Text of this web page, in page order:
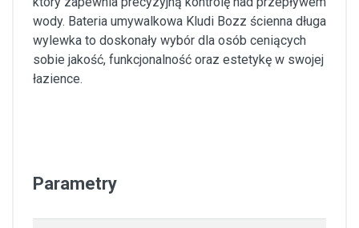
wody. Bateria umywalkowa Kludi Bozz ścienna długa
wylewka to doskonały wybór dla osób ceniących
sobie jakość, funkcjonalność oraz estetykę w swojej
łazience.
Parametry